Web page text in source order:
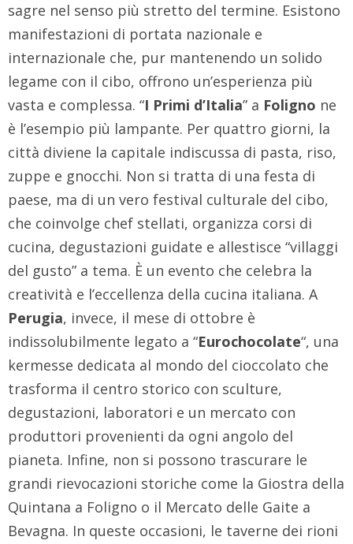
sagre nel senso più stretto del termine. Esistono
manifestazioni di portata nazionale e
internazionale che, pur mantenendo un solido
legame con il cibo, offrono un’esperienza più
vasta e complessa. “I Primi d’Italia” a Foligno ne
è l’esempio più lampante. Per quattro giorni, la
città diviene la capitale indiscussa di pasta, riso,
zuppe e gnocchi. Non si tratta di una festa di
paese, ma di un vero festival culturale del cibo,
che coinvolge chef stellati, organizza corsi di
cucina, degustazioni guidate e allestisce “villaggi
del gusto” a tema. È un evento che celebra la
creatività e l’eccellenza della cucina italiana. A
Perugia, invece, il mese di ottobre è
indissolubilmente legato a “Eurochocolate“, una
kermesse dedicata al mondo del cioccolato che
trasforma il centro storico con sculture,
degustazioni, laboratori e un mercato con
produttori provenienti da ogni angolo del
pianeta. Infine, non si possono trascurare le
grandi rievocazioni storiche come la Giostra della
Quintana a Foligno o il Mercato delle Gaite a
Bevagna. In queste occasioni, le taverne dei rioni